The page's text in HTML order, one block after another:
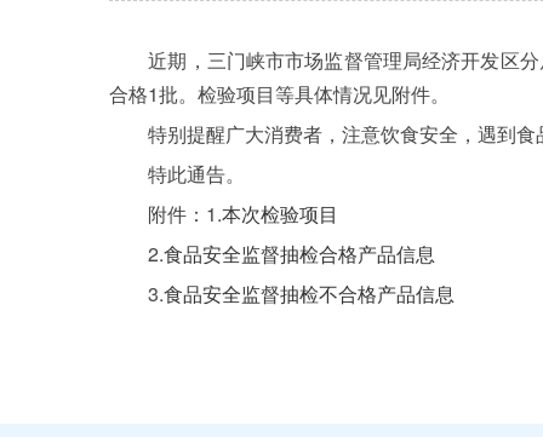
近期，三门峡市市场监督管理局经济开发区分
合格1批。检验项目等具体情况见附件。
特别提醒广大消费者，注意饮食安全，遇到食
特此通告。
附件：1.本次检验项目
2.食品安全监督抽检合格产品信息
3.食品安全监督抽检不合格产品信息